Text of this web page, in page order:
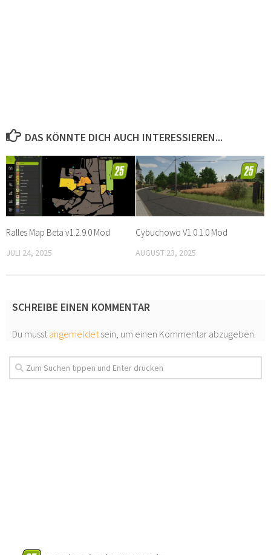
DAS KÖNNTE DICH AUCH INTERESSIEREN...
Ralles Map Beta v1.2.9.0 Mod
JULI 24, 2025
Cybuchowo V1.0.1.0 Mod
AUGUST 23, 2025
SCHREIBE EINEN KOMMENTAR
Du musstangemeldetsein, um einen Kommentar abzugeben.